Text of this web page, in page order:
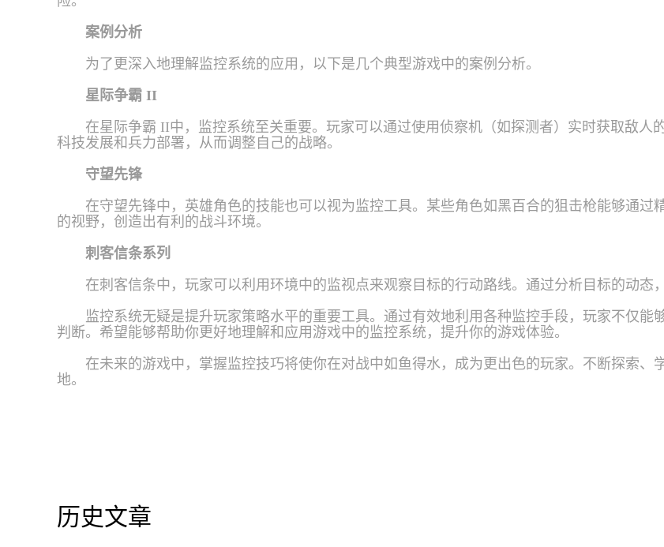
案例分析
为了更深入地理解监控系统的应用，以下是几个典型游戏中的案例分析。
星际争霸 II
在星际争霸 II中，监控系统至关重要。玩家可以通过使用侦察机（如探测者）实时获取敌人
科技发展和兵力部署，从而调整自己的战略。
守望先锋
在守望先锋中，英雄角色的技能也可以视为监控工具。某些角色如黑百合的狙击枪能够通
的视野，创造出有利的战斗环境。
刺客信条系列
在刺客信条中，玩家可以利用环境中的监视点来观察目标的行动路线。通过分析目标的动态
监控系统无疑是提升玩家策略水平的重要工具。通过有效地利用各种监控手段，玩家不仅
判断。希望能够帮助你更好地理解和应用游戏中的监控系统，提升你的游戏体验。
在未来的游戏中，掌握监控技巧将使你在对战中如鱼得水，成为更出色的玩家。不断探索
地。
历史文章